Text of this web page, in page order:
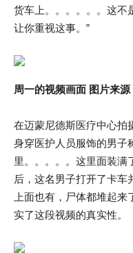
货车上。。。。。。这不
让你重视这事。”
周一的视频画面 图片来源
在迈蒙尼德斯医疗中心拍
身穿医护人员服饰的男子
里。。。。。这里面装满
后，这名男子打开了卡车
上面也有，尸体都堆起
实了这段视频的真实性。